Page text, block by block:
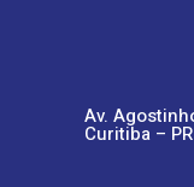
Av.
Curitiba – PR